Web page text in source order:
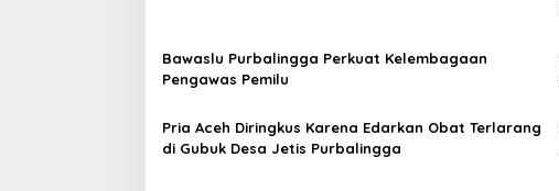
Bawaslu Purbalingga Perkuat Kelembagaan
Pengawas Pemilu
Pria Aceh Diringkus Karena Edarkan Obat Terlarang
di Gubuk Desa Jetis Purbalingga